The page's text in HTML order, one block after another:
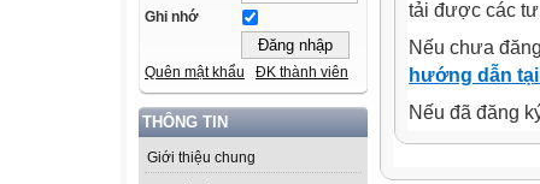
Ghi nhớ
Quên mật khẩu ĐK thành viên
THÔNG TIN
Giới thiệu chung
tải được các
Nếu chưa
hướng dẫn
Nếu đã đăng